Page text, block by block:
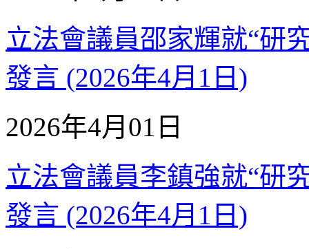
立法會議員邵家輝就“研
發言 (2026年4月1日)
2026年4月01日
立法會議員李鎮強就“研
發言 (2026年4月1日)